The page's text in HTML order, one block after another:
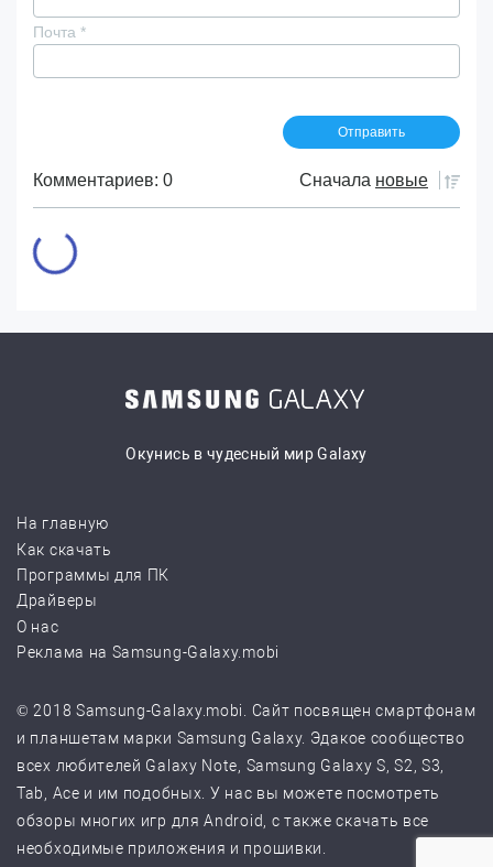
Почта *
Комментариев: 0 Сначала новые
Окунись в чудесный мир Galaxy
На главную
Как скачать
Программы для ПК
Драйверы
О нас
Реклама на Samsung-Galaxy.mobi
© 2018 Samsung-Galaxy.mobi. Сайт посвящен смартфонам
и планшетам марки Samsung Galaxy. Эдакое сообщество
всех любителей Galaxy Note, Samsung Galaxy S, S2, S3,
Tab, Ace и им подобных. У нас вы можете посмотреть
обзоры многих игр для Android, с также скачать все
необходимые приложения и прошивки.